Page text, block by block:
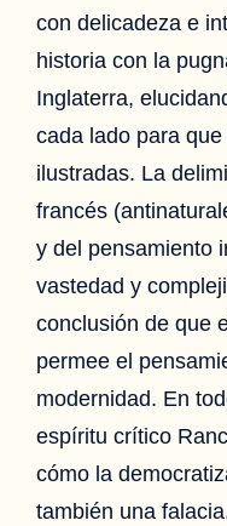
con delicadeza e
historia con la
Inglaterra,
cada lado para
ilustradas. La
francés
y del pensamiento
vastedad y
conclusión de que
permee el
modernidad. En
espíritu crítico
cómo la
también una